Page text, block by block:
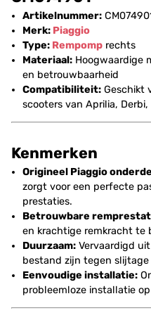
Artikelnummer:
Merk: Piaggio
Type: Rempomp rechts
Materiaal: Hoogwaardige
en betrouwbaarheid
Compatibiliteit: Geschikt
scooters van Aprilia, Derbi,
Kenmerken
Origineel Piaggio
zorgt voor een perfecte
prestaties.
Betrouwbare
en krachtige remkracht te
Duurzaam: Vervaardigd
bestand zijn tegen
Eenvoudige installatie:
probleemloze installatie